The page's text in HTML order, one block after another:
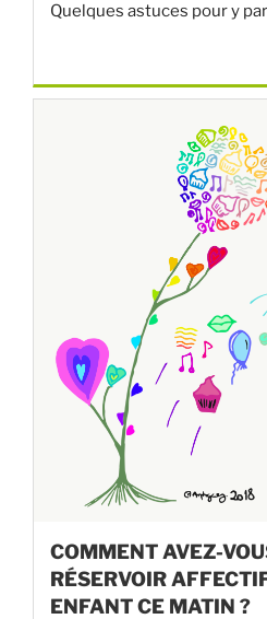
Quelques astuces pour y
COMMENT AVEZ-
RÉSERVOIR
ENFANT CE MATIN ?